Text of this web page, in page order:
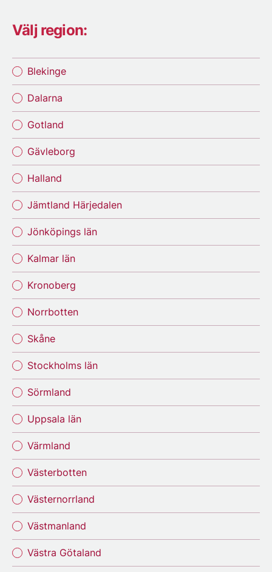
Välj region:
Blekinge
Dalarna
Gotland
Gävleborg
Halland
Jämtland Härjedalen
Jönköpings län
Kalmar län
Kronoberg
Norrbotten
Skåne
Stockholms län
Sörmland
Uppsala län
Värmland
Västerbotten
Västernorrland
Västmanland
Västra Götaland